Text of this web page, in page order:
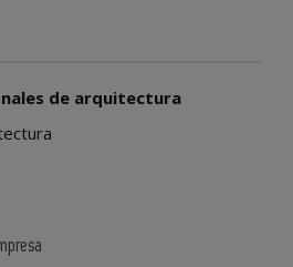
de arquitectura